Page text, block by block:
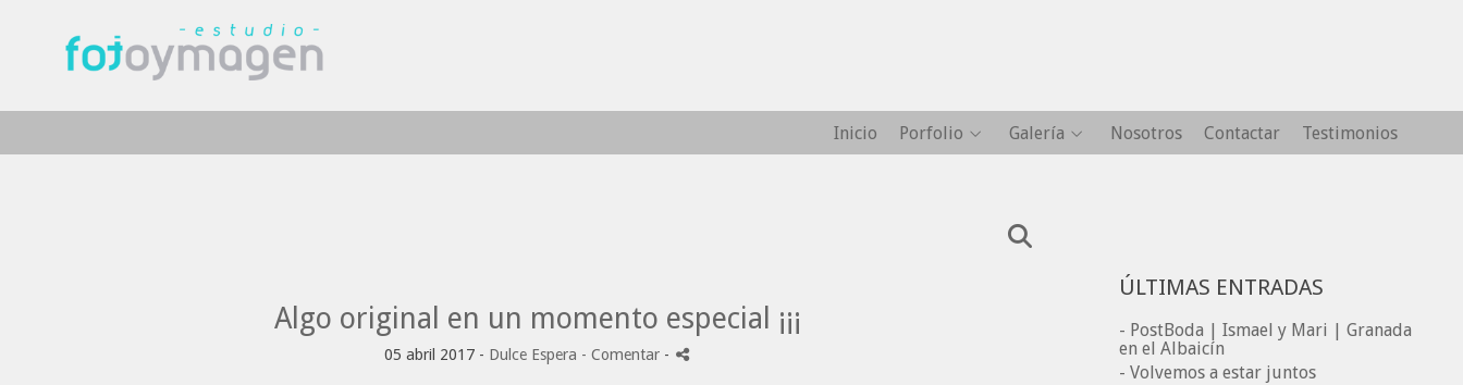
Inicio Porfolio Galería Nosotros Contactar Testimonios
Algo original en un momento especial ¡¡¡
05 abril 2017 - Dulce Espera - Comentar -
ÚLTIMAS ENTRADAS
- PostBoda | Ismael y Mari | Granada
en el Albaicín
- Volvemos a estar juntos